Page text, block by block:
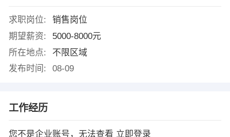
求职岗位:
销售岗位
期望薪资:
5000-8000元
所在地点:
不限区域
发布时间:
08-09
工作经历
您不是企业账号，无法查看 立即登录